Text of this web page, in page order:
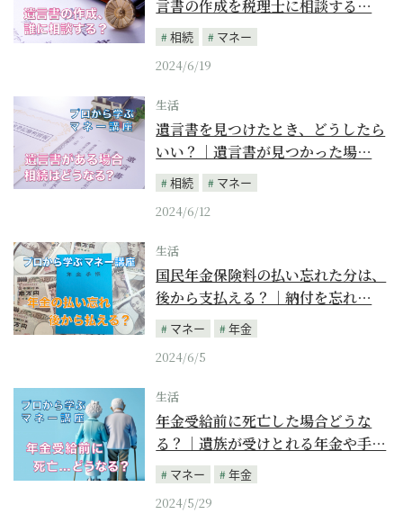
言書の作成を税理士に相談する…
相続
マネー
2024/6/19
生活
遺言書を見つけたとき、どうしたら
いい？｜遺言書が見つかった場…
相続
マネー
2024/6/12
生活
国民年金保険料の払い忘れた分は、
後から支払える？｜納付を忘れ…
マネー
年金
2024/6/5
生活
年金受給前に死亡した場合どうな
る？｜遺族が受けとれる年金や手…
マネー
年金
2024/5/29